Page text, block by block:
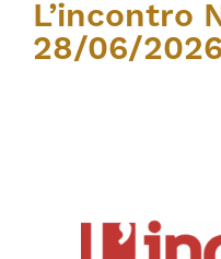
L’incontro
28/06/2026